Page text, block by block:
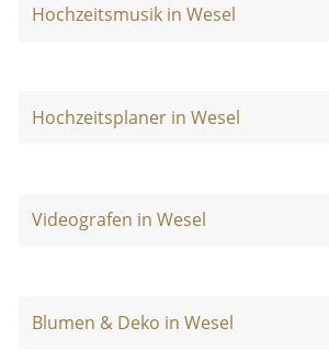
Hochzeitsmusik in Wesel
Hochzeitsplaner in Wesel
Videografen in Wesel
Blumen & Deko in Wesel